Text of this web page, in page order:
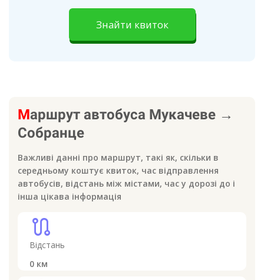
Знайти квиток
Маршрут автобуса Мукачеве →
Собранце
Важливі данні про маршрут, такі як, скільки в
середньому коштує квиток, час відправлення
автобусів, відстань між містами, час у дорозі до і
інша цікава інформація
route
Відстань
0 км